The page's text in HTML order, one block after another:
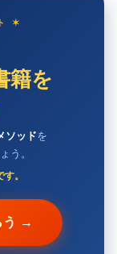
✶
籍を
ソッドを
う。
。
う →